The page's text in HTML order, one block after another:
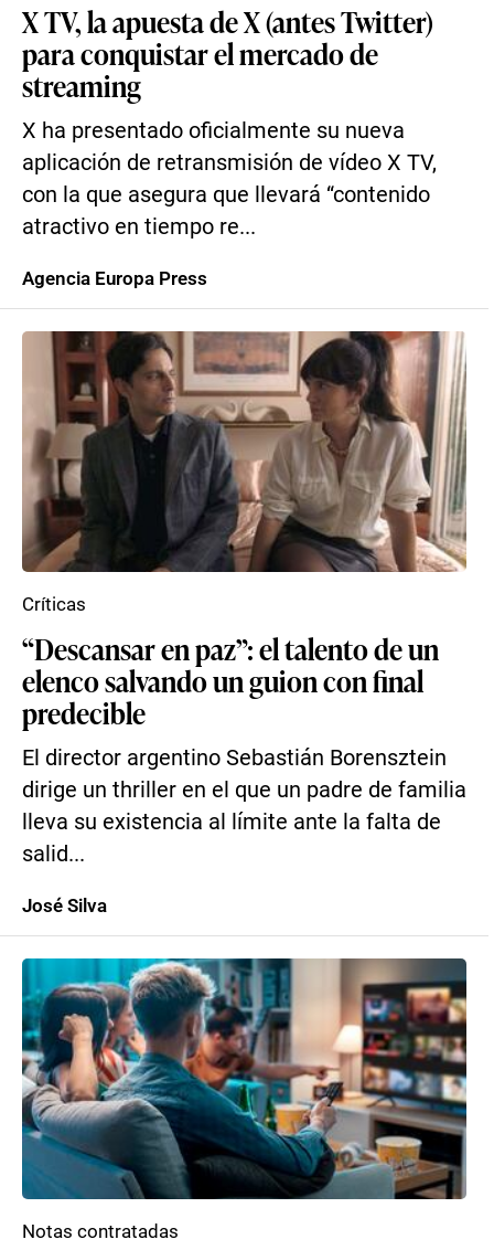
X TV, la apuesta de X (antes Twitter)
para conquistar el mercado de
streaming
X ha presentado oficialmente su nueva
aplicación de retransmisión de vídeo X TV,
con la que asegura que llevará “contenido
atractivo en tiempo re...
Agencia Europa Press
“Descansar en paz”: el talento de un
elenco salvando un guion con final
predecible
El director argentino Sebastián Borensztein
dirige un thriller en el que un padre de familia
lleva su existencia al límite ante la falta de
salid...
Críticas
José Silva
Notas contratadas